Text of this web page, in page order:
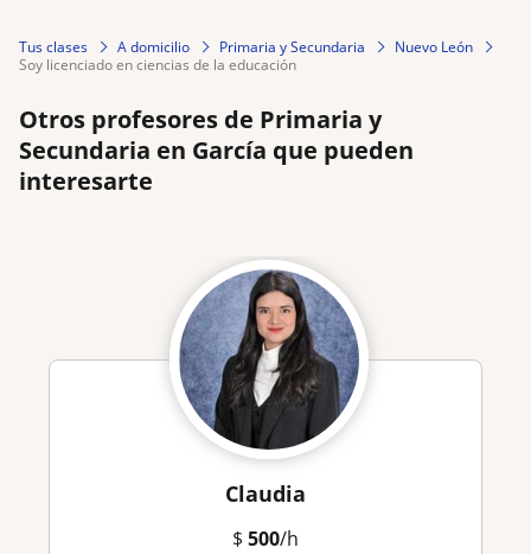
Tus clases A domicilio Primaria y Secundaria
Nuevo León
soy licenciado en ciencias de la educación
Otros profesores de Primaria y
Secundaria en García que pueden
interesarte
Claudia
$ 500/h